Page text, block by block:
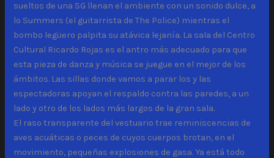
sueltos de una SG llenan el ambiente con un sonido dulce, a
lo Summers (el guitarrista de The Police) mientras el
bombo legüero palpita su atávica lejanía. La sala del Centro
Cultural Ricardo Rojas es el antro más adecuado para que
esta pieza de danza y música se juegue en el mejor de los
ámbitos. Las sillas donde vamos a parar los y las
espectadoras apoyan el respaldo contra las paredes, a un
lado y otro de los lados más largos de la gran sala.
El raso transparente del vestuario trae reminiscencias de
aves acuáticas o peces de cuyos cuerpos brotan, en el
movimiento, pequeñas explosiones de gasa. Ya está todo